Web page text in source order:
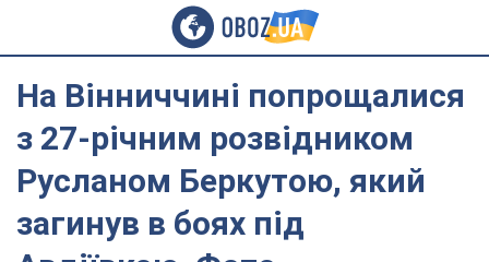
На Вінниччині попрощалися
з 27-річним розвідником
Русланом Беркутою, який
загинув в боях під